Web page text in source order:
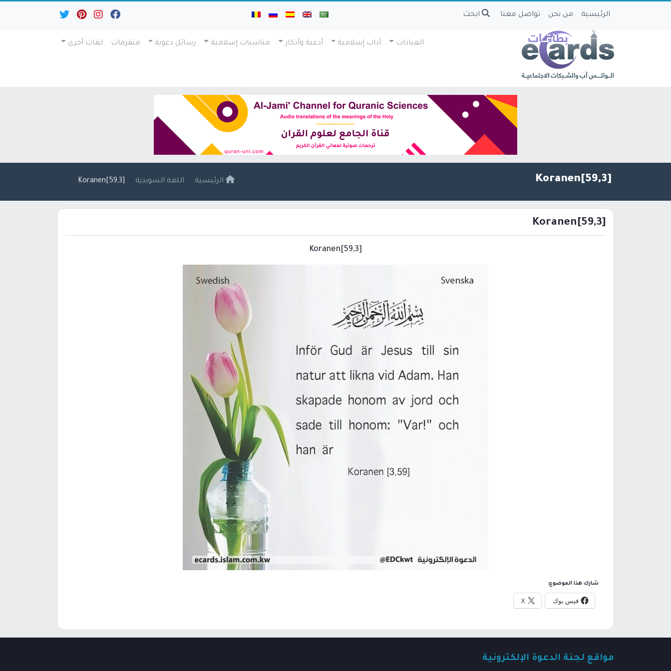
الرئيسية من نحن تواصل معنا ابحث
العبادات آداب إسلامية أدعية وأذكار مناسبات إسلامية رسائل دعوية متفرقات لغات أخرى
[59,3]Koranen الرئيسية اللغة السويدية [59,3]Koranen
[59,3]Koranen
شارك هذا الموضوع:
فيس بوك X
مواقع لجنة الدعوة الإلكترونية